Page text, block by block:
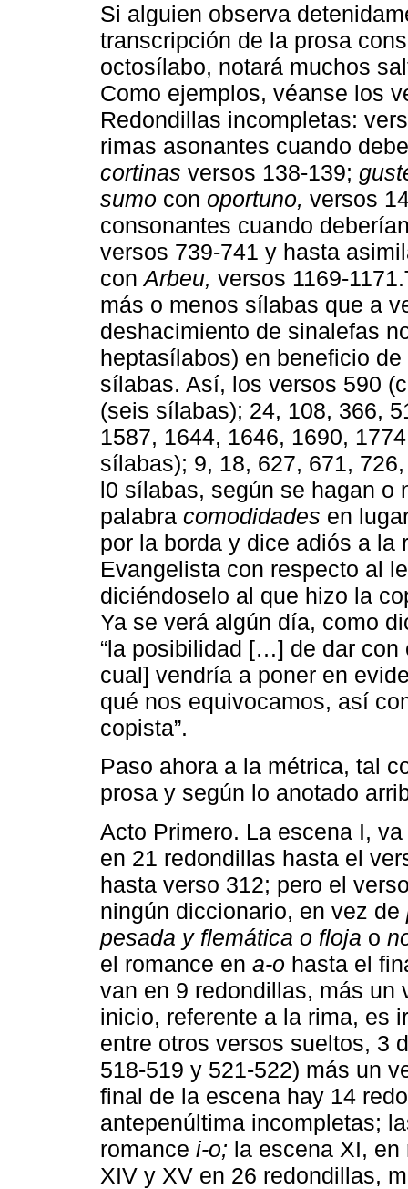
Si alguien observa
transcripción de la prosa
octosílabo, notará muchos
Como ejemplos, véanse los
Redondillas incompletas:
rimas asonantes cuando
cortinas versos 138-139;
sumo con oportuno, versos
consonantes cuando
versos 739-741 y hasta
conArbeu, versos 1169-
más o menos sílabas que a
deshacimiento de sinalefas
heptasílabos) en beneficio
sílabas. Así, los versos 590
(seis sílabas); 24, 108, 366,
1587, 1644, 1646, 1690,
sílabas); 9, 18, 627, 671,
l0 sílabas, según se hagan o
palabra comodidades en
por la borda y dice adiós a la
Evangelista con respecto al
diciéndoselo al que hizo la
Ya se verá algún día, como
“la posibilidad […] de dar
cual] vendría a poner en
qué nos equivocamos, así
copista”.
Paso ahora a la métrica, tal
prosa y según lo anotado
Acto Primero. La escena I,
en 21 redondillas hasta el
hasta verso 312; pero el
ningún diccionario, en vez de
pesada y flemática o floja o
el romance en a-o hasta el
van en 9 redondillas, más un
inicio, referente a la rima, es
entre otros versos sueltos, 3
518-519 y 521-522) más un
final de la escena hay 14
antepenúltima incompletas;
romance i-o; la escena XI,
XIV y XV en 26 redondillas,